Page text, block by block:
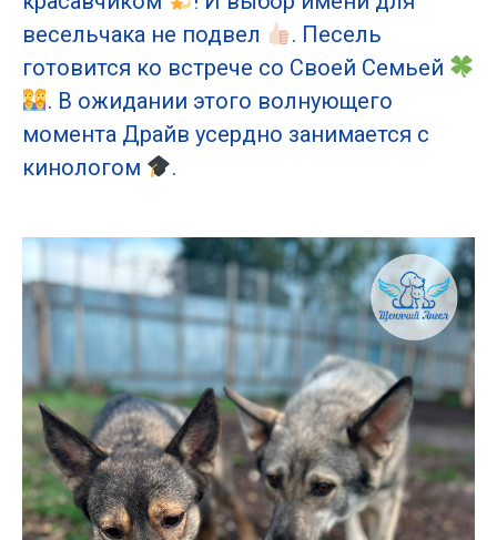
весельчака не подвел
. Песель
готовится ко встрече со Своей Семьей
. В ожидании этого волнующего
момента Драйв усердно занимается с
кинологом
.